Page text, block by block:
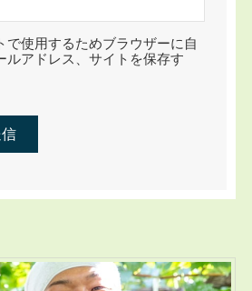
で使用するためブラウザーに自
ルアドレス、サイトを保存す